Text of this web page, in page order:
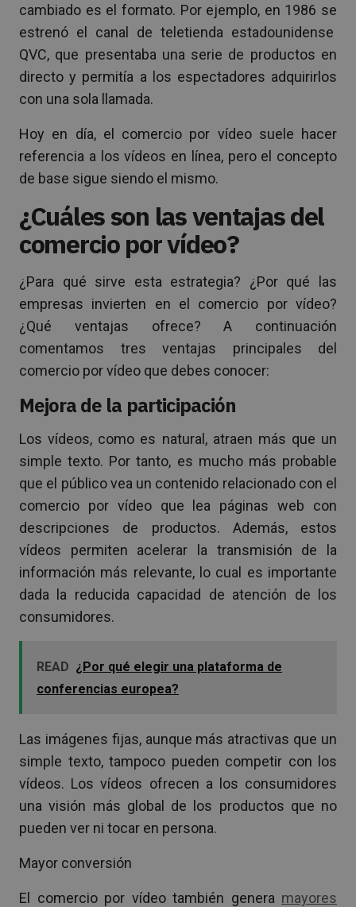
cambiado es el formato. Por ejemplo, en 1986 se
estrenó el canal de teletienda estadounidense
QVC, que presentaba una serie de productos en
directo y permitía a los espectadores adquirirlos
con una sola llamada.
Hoy en día, el comercio por vídeo suele hacer
referencia a los vídeos en línea, pero el concepto
de base sigue siendo el mismo.
¿Cuáles son las ventajas del
comercio por vídeo?
¿Para qué sirve esta estrategia? ¿Por qué las
empresas invierten en el comercio por vídeo?
¿Qué ventajas ofrece? A continuación
comentamos tres ventajas principales del
comercio por vídeo que debes conocer:
Mejora de la participación
Los vídeos, como es natural, atraen más que un
simple texto. Por tanto, es mucho más probable
que el público vea un contenido relacionado con el
comercio por vídeo que lea páginas web con
descripciones de productos. Además, estos
vídeos permiten acelerar la transmisión de la
información más relevante, lo cual es importante
dada la reducida capacidad de atención de los
consumidores.
READ ¿Por qué elegir una plataforma de
conferencias europea?
Las imágenes fijas, aunque más atractivas que un
simple texto, tampoco pueden competir con los
vídeos. Los vídeos ofrecen a los consumidores
una visión más global de los productos que no
pueden ver ni tocar en persona.
Mayor conversión
El comercio por vídeo también genera mayores